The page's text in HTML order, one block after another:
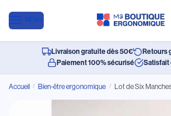
MENU
Livraison gratuite dès 50€
Retours
Paiement 100% sécurisé
Satisfait
Accueil / Bien-être ergonomique / Lot de Six Manches à Couverts